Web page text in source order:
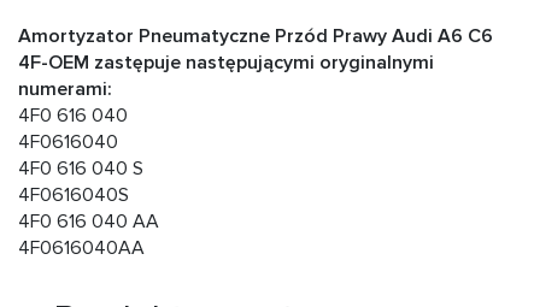
Amortyzator Pneumatyczne Przód Prawy Audi A6 C6
4F-OEM zastępuje następującymi oryginalnymi
numerami:
4F0 616 040
4F0616040
4F0 616 040 S
4F0616040S
4F0 616 040 AA
4F0616040AA